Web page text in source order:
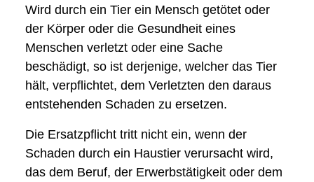
Wird durch ein Tier ein Mensch getötet oder
der Körper oder die Gesundheit eines
Menschen verletzt oder eine Sache
beschädigt, so ist derjenige, welcher das Tier
hält, verpflichtet, dem Verletzten den daraus
entstehenden Schaden zu ersetzen.
Die Ersatzpflicht tritt nicht ein, wenn der
Schaden durch ein Haustier verursacht wird,
das dem Beruf, der Erwerbstätigkeit oder dem